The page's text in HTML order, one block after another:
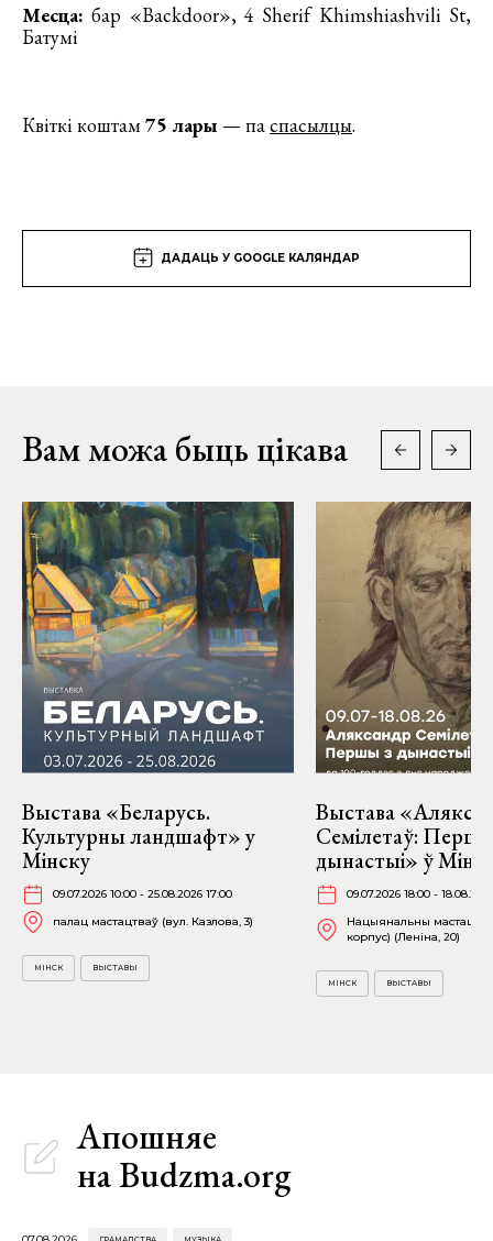
Месца: бар «Backdoor», 4 Sherif Khimshiashvili St,
Батумі
Квіткі коштам75 лары — паспасылцы.
ДАДАЦЬ У GOOGLE КАЛЯНДАР
Вам можа быць цікава
Выстава «Беларусь.
Культурны ландшафт» у
Мінску
09.07.2026 10:00 - 25.08.2026 17:00
палац мастацтваў (вул. Казлова, 3)
МІНСК ВЫСТАВЫ
Выстава
Семілетаў:
дынастыі» ў
09.07.2026 18:00 -
Нацыянальны мастацкі
корпус) (Леніна, 20)
МІНСК ВЫСТАВЫ
Апошняе
на Budzma.org